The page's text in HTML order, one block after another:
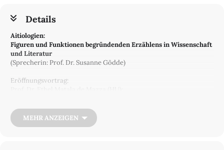
Details
Aitiologien:
Figuren und Funktionen begründenden Erzählens in Wissenschaft
und Literatur
(Sprecherin: Prof. Dr. Susanne Gödde)
Eröffnungsvortrag:
am Donnerstag, den 11.1.2024
um 18 h c.t.
MEHR ANZEIGEN